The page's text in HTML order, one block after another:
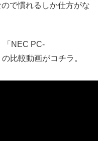
で慣れるしか仕方がな
「NEC PC-
比較動画がコチラ。